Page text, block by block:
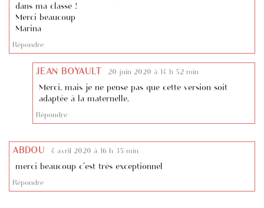
dans ma classe !
Merci beaucoup
Marina
Répondre
JEAN BOYAULT 20 juin 2020 à 14 h 52 min
Merci, mais je ne pense pas que cette version soit
adaptée à la maternelle.
Répondre
ABDOU 4 avril 2020 à 16 h 35 min
merci beaucoup c’est très exceptionnel
Répondre